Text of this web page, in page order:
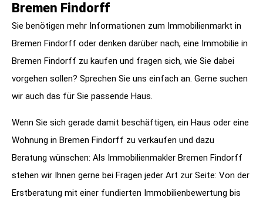
Bremen Findorff
Sie benötigen mehr Informationen zum Immobilienmarkt in
Bremen Findorff oder denken darüber nach, eine Immobilie in
Bremen Findorff zu kaufen und fragen sich, wie Sie dabei
vorgehen sollen? Sprechen Sie uns einfach an. Gerne suchen
wir auch das für Sie passende Haus.
Wenn Sie sich gerade damit beschäftigen, ein Haus oder eine
Wohnung in Bremen Findorff zu verkaufen und dazu
Beratung wünschen: Als Immobilienmakler Bremen Findorff
stehen wir Ihnen gerne bei Fragen jeder Art zur Seite: Von der
Erstberatung mit einer fundierten Immobilienbewertung bis